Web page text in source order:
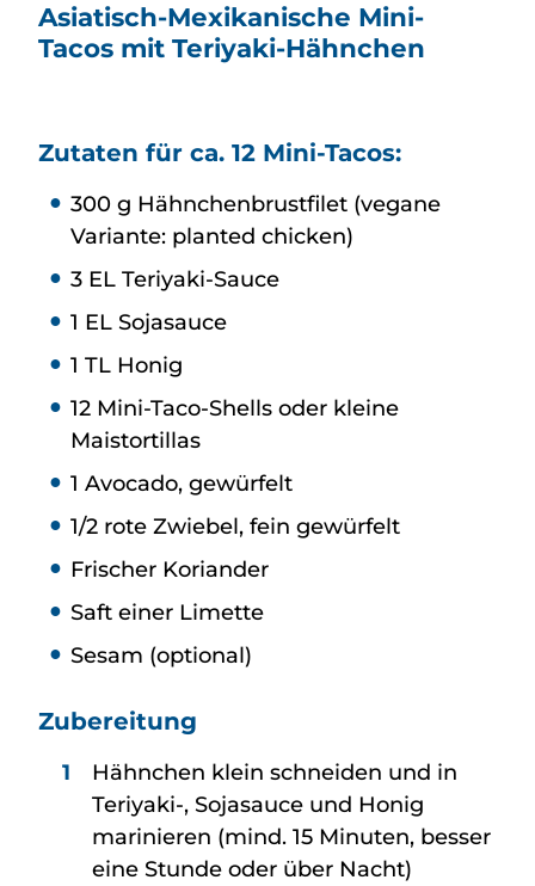
Asiatisch-Mexikanische Mini-
Tacos mit Teriyaki-Hähnchen
Zutaten für ca. 12 Mini-Tacos:
300 g Hähnchenbrustfilet (vegane
Variante: planted chicken)
3 EL Teriyaki-Sauce
1 EL Sojasauce
1 TL Honig
12 Mini-Taco-Shells oder kleine
Maistortillas
1 Avocado, gewürfelt
1/2 rote Zwiebel, fein gewürfelt
Frischer Koriander
Saft einer Limette
Sesam (optional)
Zubereitung
Hähnchen klein schneiden und in
Teriyaki-, Sojasauce und Honig
marinieren (mind. 15 Minuten, besser
eine Stunde oder über Nacht)